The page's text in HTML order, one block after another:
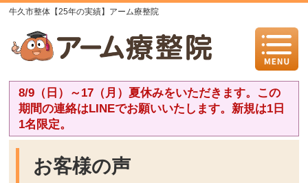
牛久市整体【25年の実績】アーム療整院
8/9（日）～17（月）夏休みをいただきます。この
期間の連絡はLINEでお願いいたします。新規は1日
1名限定。
お客様の声